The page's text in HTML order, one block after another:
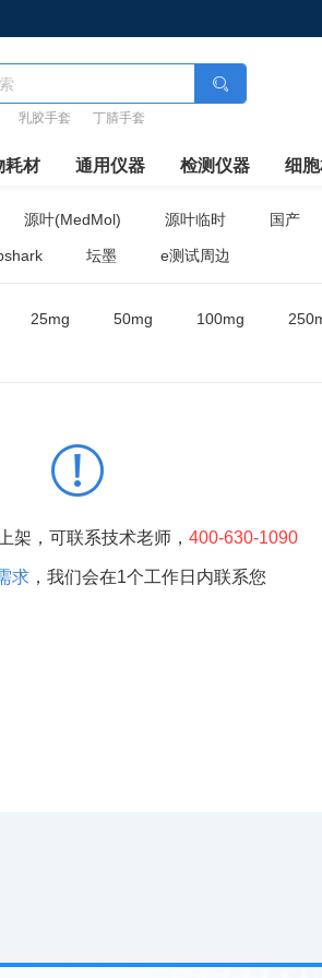
乳胶手套 丁腈手套
耗材 通用仪器 检测仪器 细
源叶(MedMol) 源叶临时 国产
坛墨 e测试周边
25mg 50mg 100mg
架，可联系技术老师， 400-630-1090
求，我们会在1个工作日内联系您